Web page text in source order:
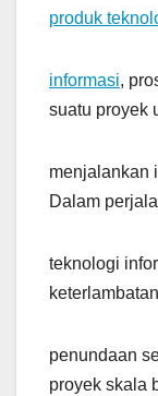
produk
informasi,
suatu proyek
menjalankan
Dalam
teknologi
penundaan
proyek skala